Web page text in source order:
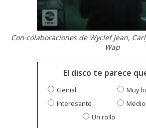
Con colaboraciones de Wyclef Jean,
Wap
El disco te parece
Genial
Muy
Interesante
Un rollo